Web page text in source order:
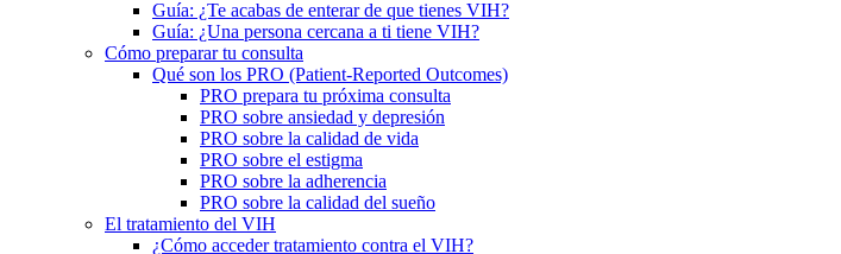
Guía: ¿Te acabas de enterar de que tienes VIH?
Guía: ¿Una persona cercana a ti tiene VIH?
Cómo preparar tu consulta
Qué son los PRO (Patient-Reported Outcomes)
PRO prepara tu próxima consulta
PRO sobre ansiedad y depresión
PRO sobre la calidad de vida
PRO sobre el estigma
PRO sobre la adherencia
PRO sobre la calidad del sueño
El tratamiento del VIH
¿Cómo acceder tratamiento contra el VIH?